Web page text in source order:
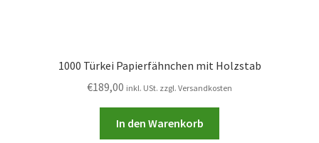
1000 Türkei Papierfähnchen mit Holzstab
€189,00 inkl. USt. zzgl. Versandkosten
In den Warenkorb